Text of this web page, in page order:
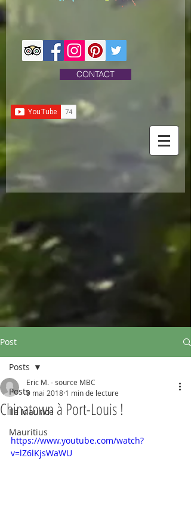
CONTACT
Post
Posts
Ile Maurice
Mauritius
Posts
Chinatown à Port-Louis !
Eric M. - source MBC
9 mai 2018 1 min de lecture
https://www.youtube.com/watch?
v=lZ6lKjsWaWU